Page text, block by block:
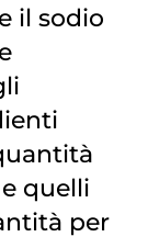
il sodio
quelli
per